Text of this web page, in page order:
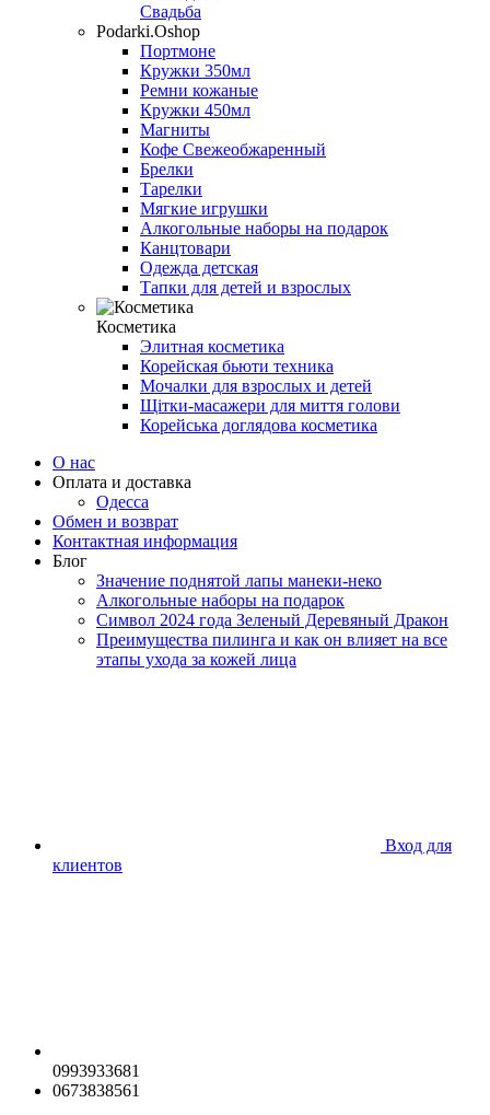
Свадьба
Podarki.Oshop
Портмоне
Кружки 350мл
Ремни кожаные
Кружки 450мл
Магниты
Кофе Свежеобжаренный
Брелки
Тарелки
Мягкие игрушки
Алкогольные наборы на подарок
Канцтовари
Одежда детская
Тапки для детей и взрослых
Косметика
Элитная косметика
Корейская бьюти техника
Мочалки для взрослых и детей
Щітки-масажери для миття голови
Корейська доглядова косметика
О нас
Оплата и доставка
Одесса
Обмен и возврат
Контактная информация
Блог
Значение поднятой лапы манеки-неко
Алкогольные наборы на подарок
Символ 2024 года Зеленый Деревяный Дракон
Преимущества пилинга и как он влияет на все
этапы ухода за кожей лица
Вход для
клиентов
0993933681
0673838561